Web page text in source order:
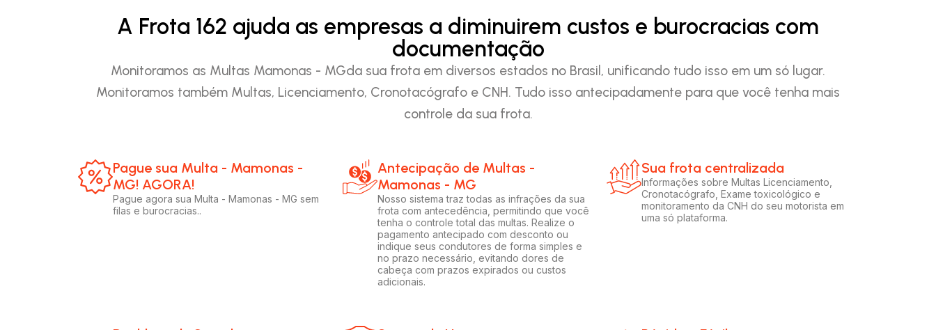
A Frota 162 ajuda as empresas a diminuirem custos e burocracias com
documentação
Monitoramos as Multas Mamonas - MGda sua frota em diversos estados no Brasil, unificando tudo isso em um só lugar.
Monitoramos também Multas, Licenciamento, Cronotacógrafo e CNH. Tudo isso antecipadamente para que você tenha mais
controle da sua frota.
Pague sua Multa - Mamonas -
MG! AGORA!​
Pague agora sua Multa - Mamonas - MG sem
filas e burocracias..
Antecipação de Multas -
Mamonas - MG
Nosso sistema traz todas as infrações da sua
frota com antecedência, permitindo que você
tenha o controle total das multas. Realize o
pagamento antecipado com desconto ou
indique seus condutores de forma simples e
no prazo necessário, evitando dores de
cabeça com prazos expirados ou custos
adicionais.
Sua frota centralizada​
Informações sobre Multas Licenciamento,
Cronotacógrafo, Exame toxicológico e
monitoramento da CNH do seu motorista em
uma só plataforma.